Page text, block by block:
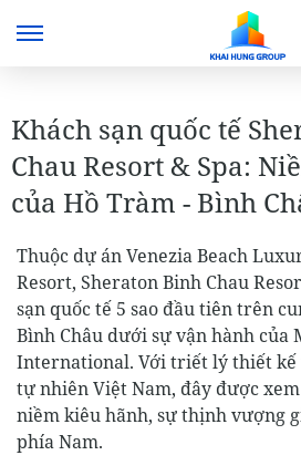
Khách sạn quốc tế
Chau Resort & Spa:
của Hồ Tràm - Bình
Thuộc dự án Venezia Beach
Resort, Sheraton Binh Chau
sạn quốc tế 5 sao đầu tiên trên
Bình Châu dưới sự vận hành
International. Với triết lý thiết
tự nhiên Việt Nam, đây được
niềm kiêu hãnh, sự thịnh vượng
phía Nam.